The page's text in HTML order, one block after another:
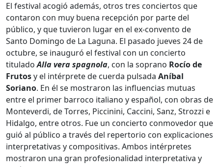
El festival acogió además, otros tres conciertos que
contaron con muy buena recepción por parte del
público, y que tuvieron lugar en el ex-convento de
Santo Domingo de La Laguna. El pasado jueves 24 de
octubre, se inauguró el festival con un concierto
tituladoAlla vera spagnola, con la soprano Rocío de
Frutosy el intérprete de cuerda pulsada Aníbal
Soriano. En él se mostraron las influencias mutuas
entre el primer barroco italiano y español, con obras de
Monteverdi, de Torres, Piccinini, Caccini, Sanz, Strozzi e
Hidalgo, entre otros. Fue un concierto conmovedor que
guió al público a través del repertorio con explicaciones
interpretativas y compositivas. Ambos intérpretes
mostraron una gran profesionalidad interpretativa y